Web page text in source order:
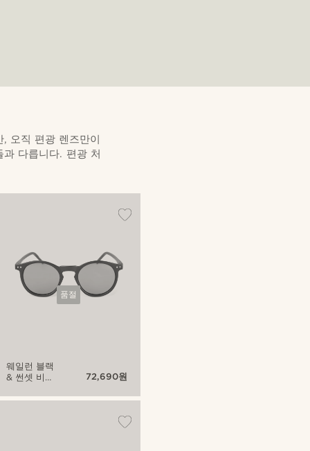
오직 편광 렌즈만이
다릅니다. 편광 처
품절
웨일런 블랙
& 썬셋 비스
72,690원